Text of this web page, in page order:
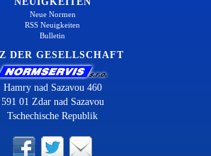
Neue Normen
RSS Neuigkeiten
Bulletin
DER GESELLSCHAFT
Hamry nad Sazavou 460
591 01 Zdar nad Sazavou
Tschechische Republik